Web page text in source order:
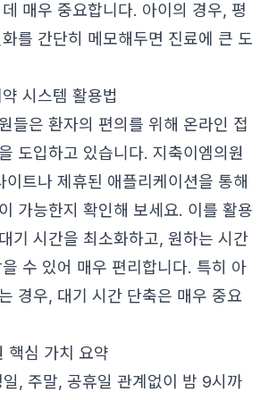
매우 중요합니다. 아이의 경우, 평
를 간단히 메모해두면 진료에 큰 도
시스템 활용법
들은 환자의 편의를 위해 온라인 접
도입하고 있습니다. 지축이엠의원
이트나 제휴된 애플리케이션을 통해
가능한지 확인해 보세요. 이를 활용
기 시간을 최소화하고, 원하는 시간
수 있어 매우 편리합니다. 특히 아
경우, 대기 시간 단축은 매우 중요
핵심 가치 요약
일, 주말, 공휴일 관계없이 밤 9시까